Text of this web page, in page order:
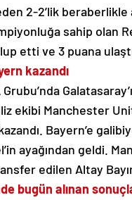
2-2’lik beraberlikle
sahip olan
etti ve 3 puana
kazandı
ekibi Manchester
Bayern’e
ayağından geldi.
edilen Altay
bugün alınan